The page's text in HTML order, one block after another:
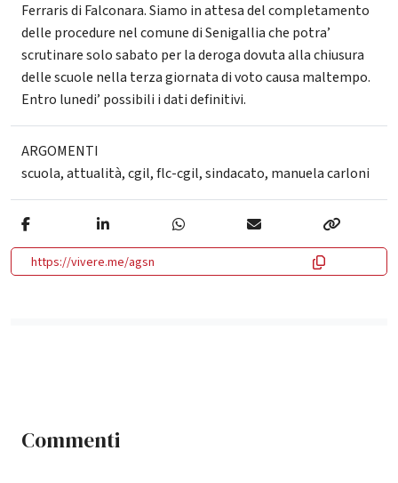
Ferraris di Falconara. Siamo in attesa del completamento
delle procedure nel comune di Senigallia che potra’
scrutinare solo sabato per la deroga dovuta alla chiusura
delle scuole nella terza giornata di voto causa maltempo.
Entro lunedi’ possibili i dati definitivi.
ARGOMENTI
scuola,attualità,cgil,flc-cgil,sindacato, manuela carloni
https://vivere.me/agsn
Commenti